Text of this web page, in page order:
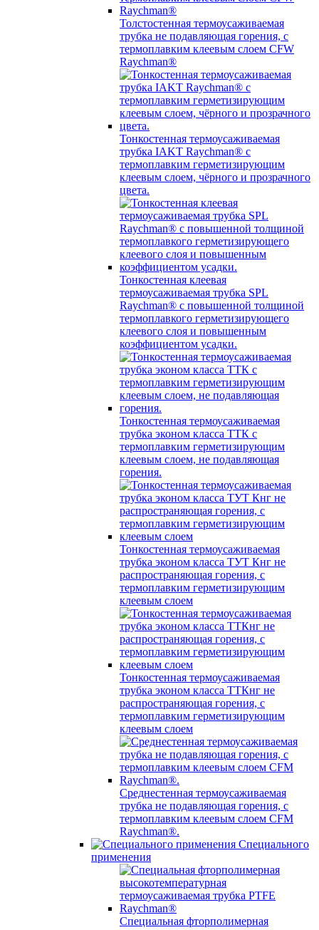
Толстостенная термоусаживаемая
трубка не подавляющая горения, с
термоплавким клеевым слоем CFW
Raychman®
Тонкостенная термоусаживаемая
трубка IAKT Raychman® с
термоплавким герметизирующим
клеевым слоем, чёрного и прозрачного
цвета.
Тонкостенная клеевая
термоусаживаемая трубка SPL
Raychman® с повышенной толщиной
термоплавкого герметизирующего
клеевого слоя и повышенным
коэффициентом усадки.
Тонкостенная термоусаживаемая
трубка эконом класса ТТК с
термоплавким герметизирующим
клеевым слоем, не подавляющая
горения.
Тонкостенная термоусаживаемая
трубка эконом класса ТУТ Кнг не
распространяющая горения, с
термоплавким герметизирующим
клеевым слоем
Тонкостенная термоусаживаемая
трубка эконом класса ТТКнг не
распространяющая горения, с
термоплавким герметизирующим
клеевым слоем
Среднестенная термоусаживаемая
трубка не подавляющая горения, с
термоплавким клеевым слоем CFM
Raychman®.
Специального
применения
Специальная фторполимерная